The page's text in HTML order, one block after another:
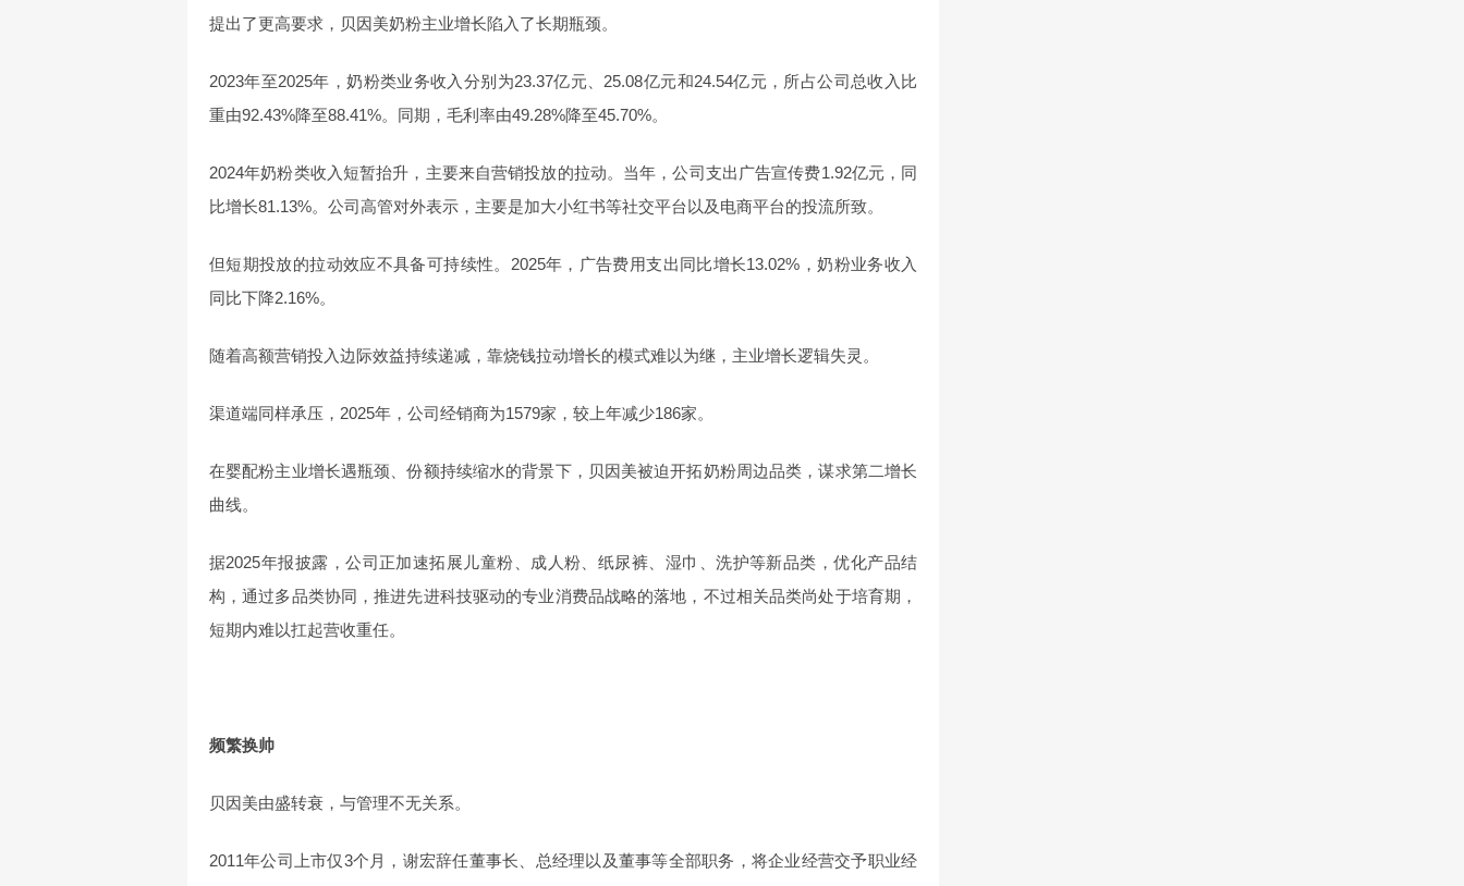
提出了更高要求，贝因美奶粉主业增长陷入了长期瓶颈。
2023年至2025年，奶粉类业务收入分别为23.37亿元、25.08亿元和24.54亿元，所占公司总收入比
重由92.43%降至88.41%。同期，毛利率由49.28%降至45.70%。
2024年奶粉类收入短暂抬升，主要来自营销投放的拉动。当年，公司支出广告宣传费1.92亿元，同
比增长81.13%。公司高管对外表示，主要是加大小红书等社交平台以及电商平台的投流所致。
但短期投放的拉动效应不具备可持续性。2025年，广告费用支出同比增长13.02%，奶粉业务收入
同比下降2.16%。
随着高额营销投入边际效益持续递减，靠烧钱拉动增长的模式难以为继，主业增长逻辑失灵。
渠道端同样承压，2025年，公司经销商为1579家，较上年减少186家。
在婴配粉主业增长遇瓶颈、份额持续缩水的背景下，贝因美被迫开拓奶粉周边品类，谋求第二增长
曲线。
据2025年报披露，公司正加速拓展儿童粉、成人粉、纸尿裤、湿巾、洗护等新品类，优化产品结
构，通过多品类协同，推进先进科技驱动的专业消费品战略的落地，不过相关品类尚处于培育期，
短期内难以扛起营收重任。
频繁换帅
贝因美由盛转衰，与管理不无关系。
2011年公司上市仅3个月，谢宏辞任董事长、总经理以及董事等全部职务，将企业经营交予职业经